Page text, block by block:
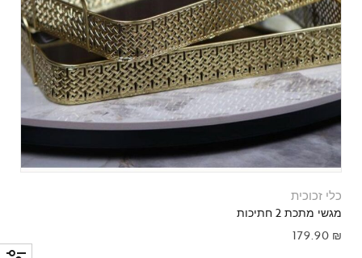
כלי זכוכית
מגשי מתכת 2 חתיכות
179.90 ₪